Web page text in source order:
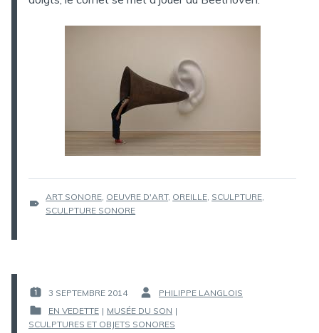
ÉTIQUETTES :
ART SONORE, OEUVRE D'ART, OREILLE, SCULPTURE,
SCULPTURE SONORE
PUBLIÉ
LE :
3 SEPTEMBRE 2014
PAR :
PHILIPPE LANGLOIS
PUBLIÉ
EN VEDETTE | MUSÉE DU SON |
SCULPTURES ET OBJETS SONORES